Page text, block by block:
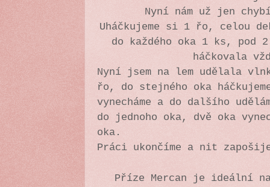
Nyní nám už jen
Uháčkujeme si 1 řo, celou
do každého oka 1 ks, pod
háčkovala
Nyní jsem na lem udělala
řo, do stejného oka
vynecháme a do dalšího
do jednoho oka, dvě oka
oka.
Práci ukončíme a nit
Příze Mercan je